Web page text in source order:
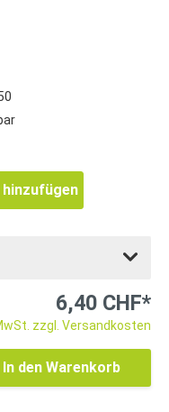
6,40 CHF*
zzgl. Versandkosten
In den Warenkorb